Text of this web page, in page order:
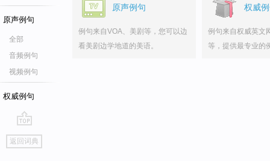
原声例句
全部
音频例句
视频例句
权威例句
go
top
返回词典
原声例句
例句来自VOA、美剧等，您可以边
看美剧边学地道的美语。
权威
例句来自权威英文
等，提供最专业的